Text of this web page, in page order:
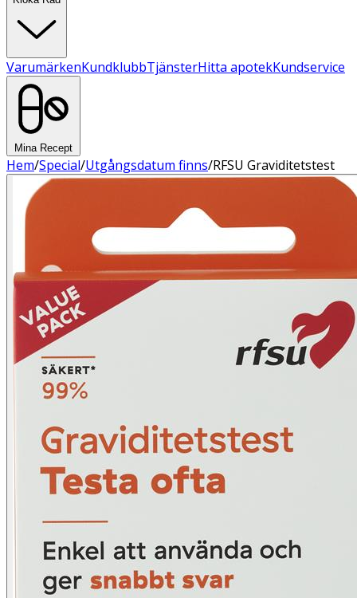
VarumärkenKundklubbTjänsterHitta apotekKundservice
Mina Recept
Hem/Special/Utgångsdatum finns/RFSU Graviditetstest